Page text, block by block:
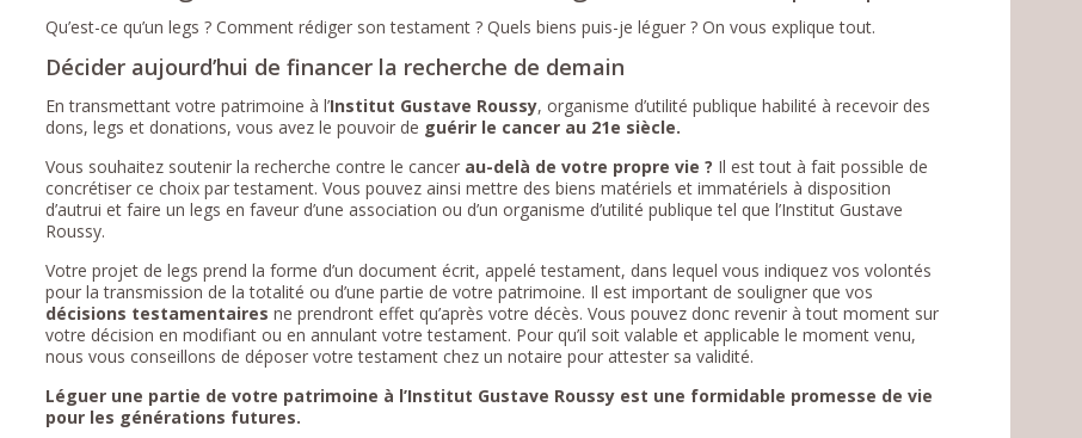
Qu’est-ce qu’un legs ? Comment rédiger son testament ? Quels biens puis-je léguer ? On vous explique tout.
Décider aujourd’hui de financer la recherche de demain
En transmettant votre patrimoine à l’Institut Gustave Roussy, organisme d’utilité publique habilité à recevoir des
dons, legs et donations, vous avez le pouvoir de guérir le cancer au 21e siècle.
Vous souhaitez soutenir la recherche contre le cancer au-delà de votre propre vie ? Il est tout à fait possible de
concrétiser ce choix par testament. Vous pouvez ainsi mettre des biens matériels et immatériels à disposition
d’autrui et faire un legs en faveur d’une association ou d’un organisme d’utilité publique tel que l’Institut Gustave
Roussy.
Votre projet de legs prend la forme d’un document écrit, appelé testament, dans lequel vous indiquez vos volontés
pour la transmission de la totalité ou d’une partie de votre patrimoine. Il est important de souligner que vos
décisions testamentairesne prendront effet qu’après votre décès. Vous pouvez donc revenir à tout moment sur
votre décision en modifiant ou en annulant votre testament. Pour qu’il soit valable et applicable le moment venu,
nous vous conseillons de déposer votre testament chez un notaire pour attester sa validité.
Léguer une partie de votre patrimoine à l’Institut Gustave Roussy est une formidable promesse de vie
pour les générations futures.